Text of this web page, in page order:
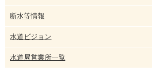
断水等情報
水道ビジョン
水道局営業所一覧